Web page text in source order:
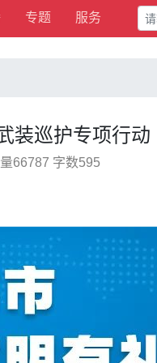
专题 服务
装巡护专项行动
66787 字数595